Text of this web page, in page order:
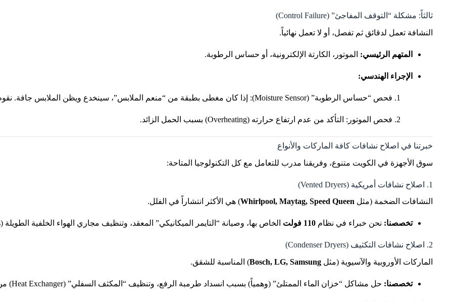
ثالثاً: مشكلة “التوقف المفاجئ” (Control Failure)
النشافة تعمل لدقائق ثم تفصل، أو لا تعمل نهائياً.
المتهم الرئيسي: الموتور، الكارتة الإلكترونية، أو حساس الرطوبة.
الإجراء الهندسي:
فحص “حساس الرطوبة” (Moisture Sensor): إذا كان مغطى بطبقة من “منعم الملابس”، سينخدع ويظن الملابس جافة. نقوم بتنظيفه ومعايرته.
فحص الموتور: التأكد من عدم ارتفاع حرارته (Overheating) بسبب الحمل الزائد.
خبرتنا في اصلاح نشافات كافة الماركات والأنواع
سوق الأجهزة في الكويت متنوع، وفريقنا مدرب للتعامل مع كل التكنولوجيا المتاحة:
1. اصلاح نشافات أمريكية (Vented Dryers)
النشافات الضخمة (مثل Whirlpool, Maytag, Speed Queen) هي الأكثر انتشاراً في الفلل.
تخصصنا: نحن خبراء في نظام 110 فولت الخاص بها، وصيانة “التايمر الميكانيكي” المعقد، وتنظيف مجاري الهواء الخلفية الطويلة (Ducts).
2. اصلاح نشافات التكثيف (Condenser Dryers)
الماركات الأوروبية والآسيوية (مثل Bosch, LG, Samsung) المناسبة للشقق.
تخصصنا: حل مشاكل “خزان الماء الممتلئ” (وهمياً) بسبب انسداد طرمبة الرفع، وتنظيف “المكثف السفلي” (Heat Exchanger) من الوبر الدقيق الذي يخنق الجهاز.